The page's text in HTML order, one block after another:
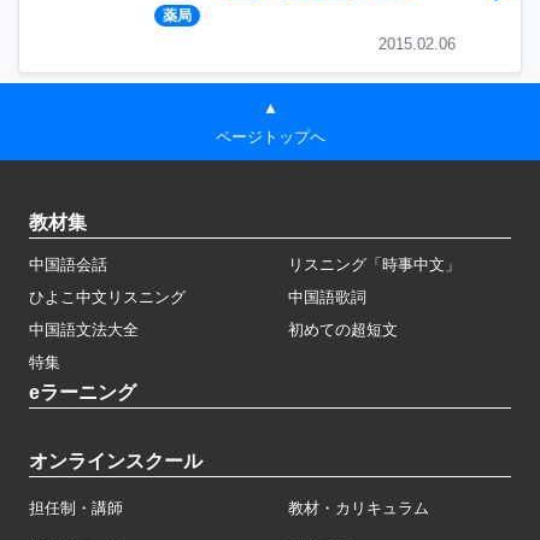
薬局
2015.02.06
▲
ページトップへ
教材集
中国語会話
リスニング「時事中文」
ひよこ中文リスニング
中国語歌詞
中国語文法大全
初めての超短文
特集
eラーニング
オンラインスクール
担任制・講師 教材・カリキュラム